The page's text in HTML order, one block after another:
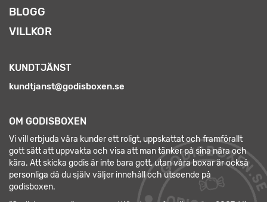
BLOGG
VILLKOR
KUNDTJÄNST
kundtjanst@godisboxen.se
OM GODISBOXEN
Vi vill erbjuda våra kunder ett roligt, uppskattat och framförallt
gott sätt att uppvakta och visa att man tänker på sina nära och
kära. Att skicka godis är inte bara gott, utan våra boxar är också
personliga då du själv väljer innehåll och utseende på
godisboxen.